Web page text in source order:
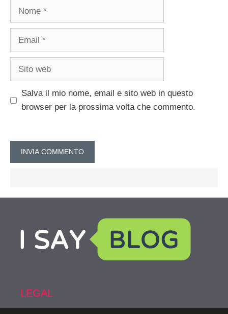
Nome
Email
Sito
Salva il mio nome, email e sito web in questo
browser per la prossima volta che commento.
LEGAL